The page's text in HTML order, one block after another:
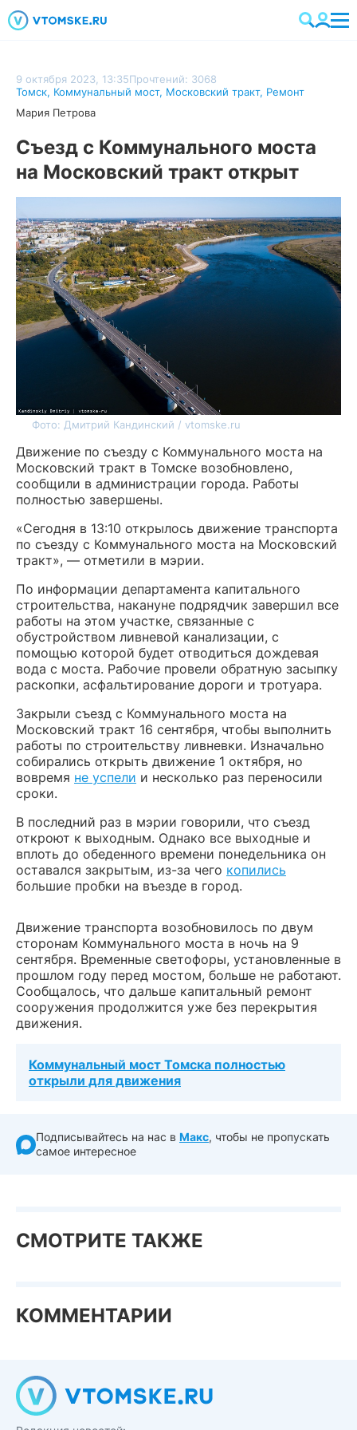
9 октября 2023, 13:35Прочтений: 3068
Томск, Коммунальный мост, Московский тракт, Ремонт
Мария Петрова
Съезд с Коммунального моста
на Московский тракт открыт
Фото: Дмитрий Кандинский / vtomske.ru
Движение по съезду с Коммунального моста на
Московский тракт в Томске возобновлено,
сообщили в администрации города. Работы
полностью завершены.
«Сегодня в 13:10 открылось движение транспорта
по съезду с Коммунального моста на Московский
тракт», — отметили в мэрии.
По информации департамента капитального
строительства, накануне подрядчик завершил все
работы на этом участке, связанные с
обустройством ливневой канализации, с
помощью которой будет отводиться дождевая
вода с моста. Рабочие провели обратную засыпку
раскопки, асфальтирование дороги и тротуара.
Закрыли съезд с Коммунального моста на
Московский тракт 16 сентября, чтобы выполнить
работы по строительству ливневки. Изначально
собирались открыть движение 1 октября, но
вовремя не успели и несколько раз переносили
сроки.
В последний раз в мэрии говорили, что съезд
откроют к выходным. Однако все выходные и
вплоть до обеденного времени понедельника он
оставался закрытым, из-за чего копились
большие пробки на въезде в город.
Движение транспорта возобновилось по двум
сторонам Коммунального моста в ночь на 9
сентября. Временные светофоры, установленные в
прошлом году перед мостом, больше не работают.
Сообщалось, что дальше капитальный ремонт
сооружения продолжится уже без перекрытия
движения.
Коммунальный мост Томска полностью
открыли для движения
Подписывайтесь на нас в Макс, чтобы не пропускать
самое интересное
СМОТРИТЕ ТАКЖЕ
КОММЕНТАРИИ